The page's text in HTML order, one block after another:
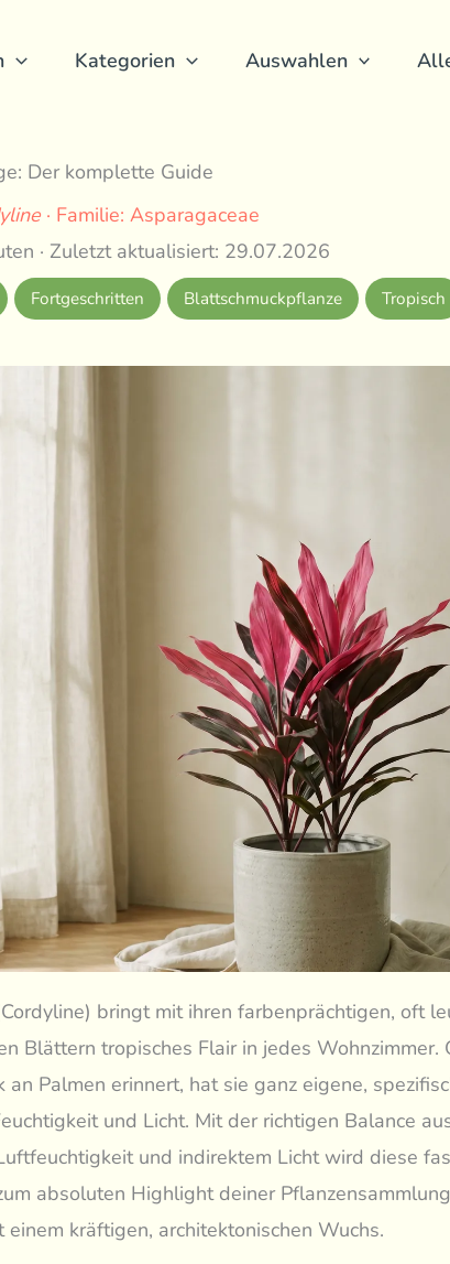
Kategorien Auswahlen
Der komplette Guide
· Familie: Asparagaceae
· Zuletzt aktualisiert: 29.07.2026
Fortgeschritten Blattschmuckpflanze Tropisch
bringt mit ihren farbenprächtigen, oft
Blättern tropisches Flair in jedes Wohnzimmer.
an Palmen erinnert, hat sie ganz eigene,
und Licht. Mit der richtigen Balance
und indirektem Licht wird diese
absoluten Highlight deiner
einem kräftigen, architektonischen Wuchs.